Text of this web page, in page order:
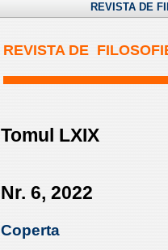
REVISTA DE
REVISTA DE
Tomul LXIX
Nr. 6, 2022
Coperta